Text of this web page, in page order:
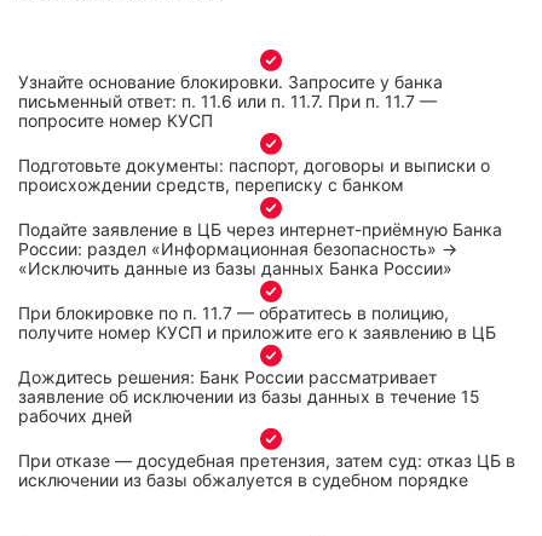
Узнайте основание блокировки. Запросите у банка
письменный ответ: п. 11.6 или п. 11.7. При п. 11.7 —
попросите номер КУСП
Подготовьте документы: паспорт, договоры и выписки о
происхождении средств, переписку с банком
Подайте заявление в ЦБ через интернет-приёмную Банка
России: раздел «Информационная безопасность» →
«Исключить данные из базы данных Банка России»
При блокировке по п. 11.7 — обратитесь в полицию,
получите номер КУСП и приложите его к заявлению в ЦБ
Дождитесь решения: Банк России рассматривает
заявление об исключении из базы данных в течение 15
рабочих дней
При отказе — досудебная претензия, затем суд: отказ ЦБ в
исключении из базы обжалуется в судебном порядке